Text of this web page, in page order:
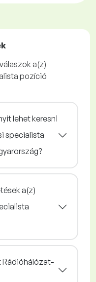
a(z)
pozíció
lehet keresni
specialista
a(z)
Rádióhálózat-